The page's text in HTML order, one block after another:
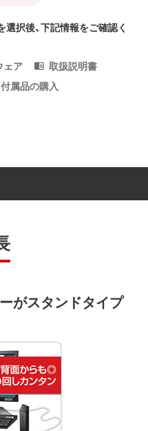
択後、下記情報をご確認く
ェア
取扱説明書
付属品の購入
がスタンドタイプ